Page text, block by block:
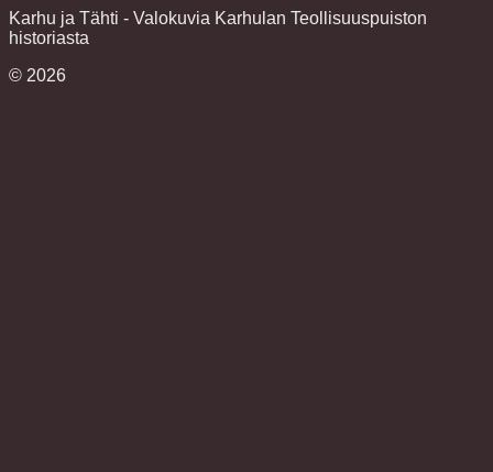
Karhu ja Tähti - Valokuvia Karhulan Teollisuuspuiston
historiasta
© 2026